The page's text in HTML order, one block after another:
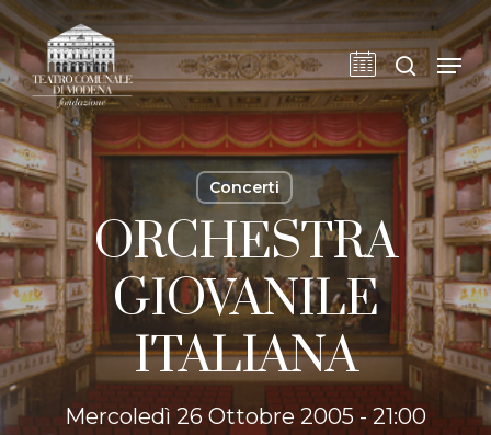
Skip
to
main
content
cerca
Concerti
ORCHESTRA
GIOVANILE
ITALIANA
Mercoledì 26 Ottobre 2005 - 21:00